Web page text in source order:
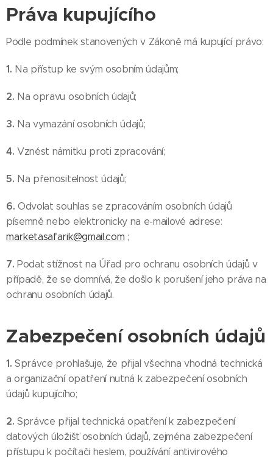
Práva kupujícího
Podle podmínek stanovených v Zákoně má kupující právo:
1. Na přístup ke svým osobním údajům;
2. Na opravu osobních údajů;
3. Na vymazání osobních údajů;
4.Vznést námitku proti zpracování;
5. Na přenositelnost údajů;
6.Odvolat souhlas se zpracováním osobních údajů
písemně nebo elektronicky na e-mailové adrese:
marketasafarik@gmail.com ;
7. Podat stížnost na Úřad pro ochranu osobních údajů v
případě, že se domnívá, že došlo k porušení jeho práva na
ochranu osobních údajů.
Zabezpečení osobních údajů
1. Správce prohlašuje, že přijal všechna vhodná technická
a organizační opatření nutná k zabezpečení osobních
údajů kupujícího;
2.Správce přijal technická opatření k zabezpečení
datových úložišť osobních údajů, zejména zabezpečení
přístupu k počítači heslem, používání antivirového